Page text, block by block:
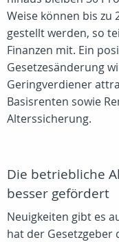
Weise können bis zu
gestellt werden, so
Finanzen mit. Ein
Gesetzesänderung
Geringverdiener
Basisrenten sowie
Alterssicherung.
Die betriebliche
besser gefördert
Neuigkeiten gibt es
hat der Gesetzgeber